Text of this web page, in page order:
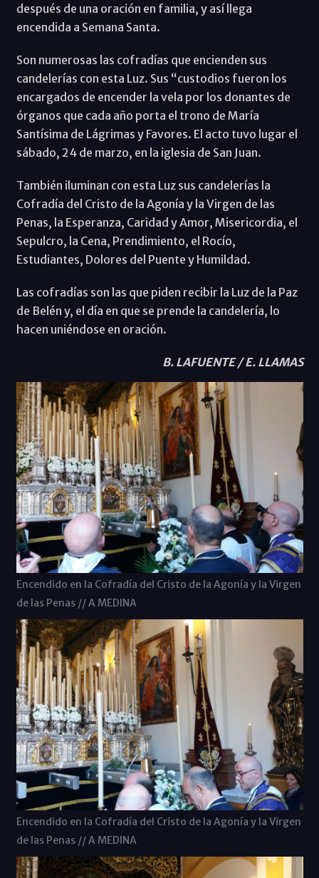
después de una oración en familia, y así llega
encendida a Semana Santa.
Son numerosas las cofradías que encienden sus
candelerías con esta Luz. Sus “custodios fueron los
encargados de encender la vela por los donantes de
órganos que cada año porta el trono de María
Santísima de Lágrimas y Favores. El acto tuvo lugar el
sábado, 24 de marzo, en la iglesia de San Juan.
También iluminan con esta Luz sus candelerías la
Cofradía del Cristo de la Agonía y la Virgen de las
Penas, la Esperanza, Caridad y Amor, Misericordia, el
Sepulcro, la Cena, Prendimiento, el Rocío,
Estudiantes, Dolores del Puente y Humildad.
Las cofradías son las que piden recibir la Luz de la Paz
de Belén y, el día en que se prende la candelería, lo
hacen uniéndose en oración.
B. LAFUENTE / E. LLAMAS
Encendido en la Cofradía del Cristo de la Agonía y la Virgen
de las Penas // A MEDINA
Encendido en la Cofradía del Cristo de la Agonía y la Virgen
de las Penas // A MEDINA